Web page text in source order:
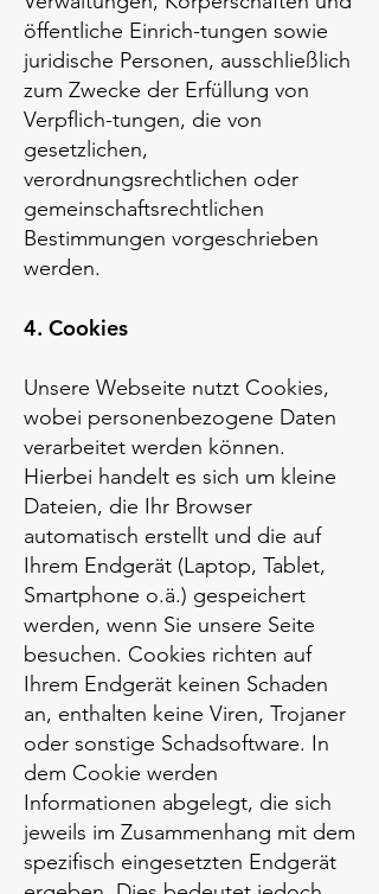
öffentliche Einrich-tungen sowie
juridische Personen, ausschließlich
zum Zwecke der Erfüllung von
Verpflich-tungen, die von
gesetzlichen,
verordnungsrechtlichen oder
gemeinschaftsrechtlichen
Bestimmungen vorgeschrieben
werden.
4. Cookies
Unsere Webseite nutzt Cookies,
wobei personenbezogene Daten
verarbeitet werden können.
Hierbei handelt es sich um kleine
Dateien, die Ihr Browser
automatisch erstellt und die auf
Ihrem Endgerät (Laptop, Tablet,
Smartphone o.ä.) gespeichert
werden, wenn Sie unsere Seite
besuchen. Cookies richten auf
Ihrem Endgerät keinen Schaden
an, enthalten keine Viren, Trojaner
oder sonstige Schadsoftware. In
dem Cookie werden
Informationen abgelegt, die sich
jeweils im Zusammenhang mit dem
spezifisch eingesetzten Endgerät